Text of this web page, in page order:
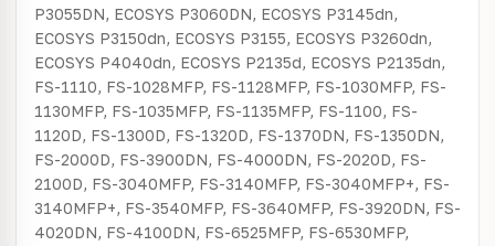
P3055DN, ECOSYS P3060DN, ECOSYS P3145dn,
ECOSYS P3150dn, ECOSYS P3155, ECOSYS P3260dn,
ECOSYS P4040dn, ECOSYS P2135d, ECOSYS P2135dn,
FS-1110, FS-1028MFP, FS-1128MFP, FS-1030MFP, FS-
1130MFP, FS-1035MFP, FS-1135MFP, FS-1100, FS-
1120D, FS-1300D, FS-1320D, FS-1370DN, FS-1350DN,
FS-2000D, FS-3900DN, FS-4000DN, FS-2020D, FS-
2100D, FS-3040MFP, FS-3140MFP, FS-3040MFP+, FS-
3140MFP+, FS-3540MFP, FS-3640MFP, FS-3920DN, FS-
4020DN, FS-4100DN, FS-6525MFP, FS-6530MFP,